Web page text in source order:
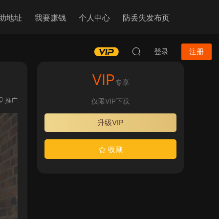
地址 我要赚钱 个人中心 防丢失发布页
登录 注册
推广
VIP专享
仅限VIP下载
升级VIP
收藏